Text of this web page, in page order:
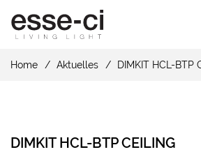
Home Aktuelles DIMKIT HCL-BTP
DIMKIT HCL-BTP CEILING